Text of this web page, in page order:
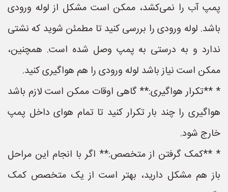
پمپ آب را نمی‌کشد، ممکن است مشکل از لوله ورودی
باشد. لوله ورودی را بررسی کنید تا مطمئن شوید که نشتی
ندارد و به درستی به پمپ وصل شده است. همچنین،
ممکن است نیاز باشد لوله ورودی را هم هواگیری کنید.
* **تکرار هواگیری:** گاهی اوقات ممکن است لازم باشد
هواگیری را چند بار تکرار کنید تا تمام هوای داخل پمپ
خارج شود.
* **کمک گرفتن از متخصص:** اگر با انجام این مراحل
باز هم مشکل دارید، بهتر است از یک متخصص کمک